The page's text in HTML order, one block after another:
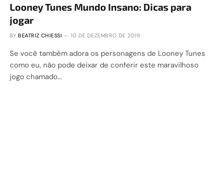
Looney Tunes Mundo Insano: Dicas para
jogar
BY BEATRIZ CHIESSI 10 DE DEZEMBRO DE 2019
Se você também adora os personagens de Looney Tunes
como eu, não pode deixar de conferir este maravilhoso
jogo chamado…